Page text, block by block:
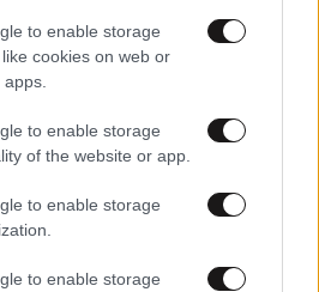
to enable storage
cookies on web or
to enable storage
of the website or app.
to enable storage
to enable storage
δύο ηπείρων και των